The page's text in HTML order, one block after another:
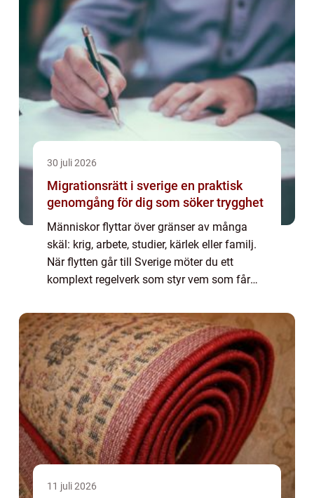
30 juli 2026
Migrationsrätt i sverige en praktisk
genomgång för dig som söker trygghet
Människor flyttar över gränser av många
skäl: krig, arbete, studier, kärlek eller familj.
När flytten går till Sverige möter du ett
komplext regelverk som styr vem som får
familj. Här kommer migrationsrätt in de...
11 juli 2026